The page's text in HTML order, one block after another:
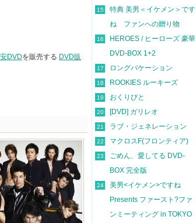
DVDを販売する DVD販
15
特典 美男＜イケメン＞です
ね ファンへの贈り物
16
HEROES / ヒーローズ 豪華
DVD-BOX 1+2
17 ロングバケーション
18 ROOKIES ルーキーズ
19 おくりびと
20 [DVD] ガリレオ
21 ラブ・ジェネレーション
22 マクロスF(フロンティア)
23
ごめん、愛してる DVD-
BOX 完全版
24
美男<イケメン>ですね
Presents ファースト?ファ
ンミーティング in TOKYO